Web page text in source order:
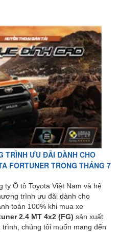
TRÌNH ƯU ĐÃI DÀNH CHO
FORTUNER TRONG THÁNG 7
ty Ô tô Toyota Việt Nam và hệ
trình ưu đãi dành cho
toán 100% khi mua xe
2.4 MT 4x2 (FG) sản xuất
chúng tôi muốn mang đến